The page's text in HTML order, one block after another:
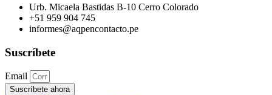
Urb. Micaela Bastidas B-10 Cerro Colorado
+51 959 904 745
informes@aqpencontacto.pe
Suscríbete
Email
Suscríbete ahora